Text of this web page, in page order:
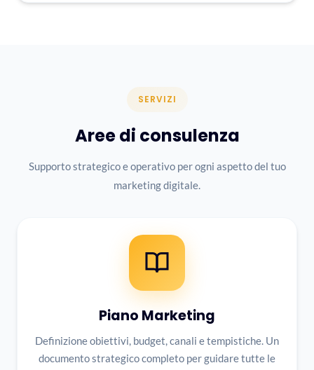
SERVIZI
Aree di consulenza
Supporto strategico e operativo per ogni aspetto del tuo
marketing digitale.
Piano Marketing
Definizione obiettivi, budget, canali e tempistiche. Un
documento strategico completo per guidare tutte le